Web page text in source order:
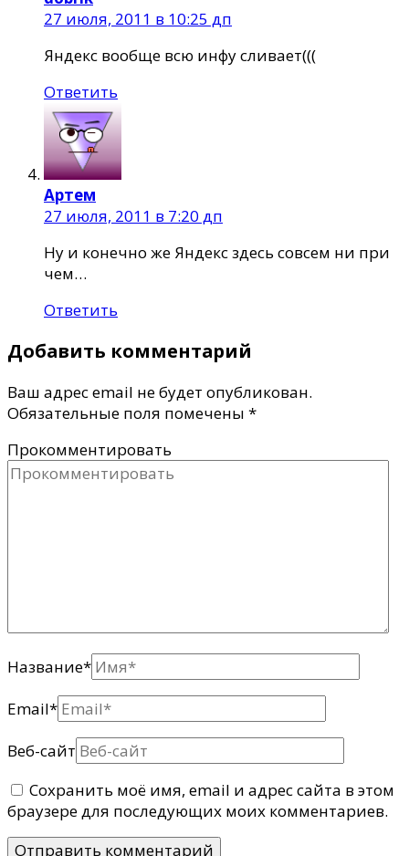
27 июля, 2011 в 10:25 дп
Яндекс вообще всю инфу сливает(((
Ответить
Артем
27 июля, 2011 в 7:20 дп
Ну и конечно же Яндекс здесь совсем ни при
чем…
Ответить
Добавить комментарий
Ваш адрес email не будет опубликован.
Обязательные поля помечены *
Прокомментировать
Название*
Email*
Веб-сайт
Сохранить моё имя, email и адрес сайта в этом
браузере для последующих моих комментариев.